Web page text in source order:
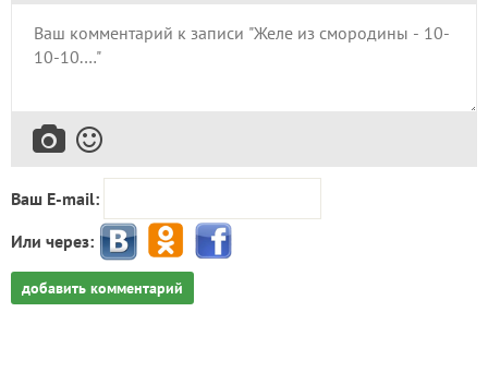
Ваш E-mail:
Или через:
добавить комментарий